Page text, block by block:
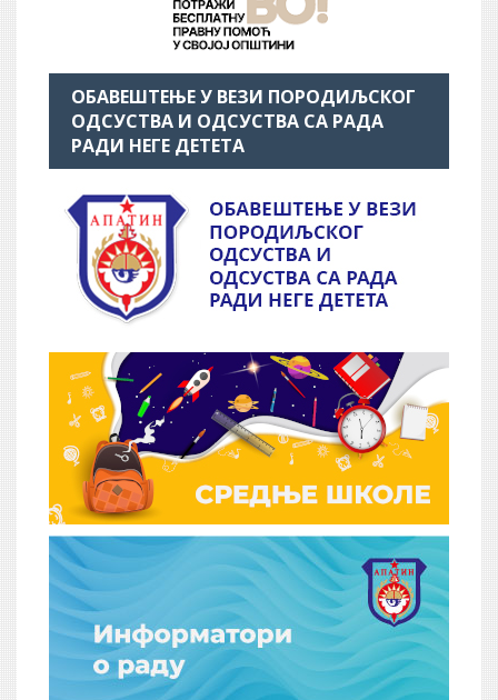
ОБАВЕШТЕЊЕ У ВЕЗИ ПОРОДИЉСКОГ
ОДСУСТВА И ОДСУСТВА СА РАДА
РАДИ НЕГЕ ДЕТЕТА